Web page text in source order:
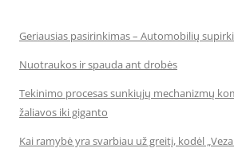
Geriausias pasirinkimas – Automobilių
Nuotraukos ir spauda ant drobės
Tekinimo procesas sunkiųjų mechanizmų
žaliavos iki giganto
Kai ramybė yra svarbiau už greitį, kodėl